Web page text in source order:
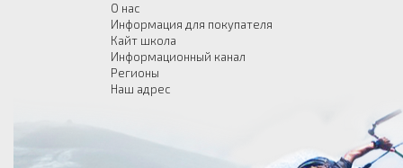
О нас
Информация для покупателя
Кайт школа
Информационный канал
Регионы
Наш адрес